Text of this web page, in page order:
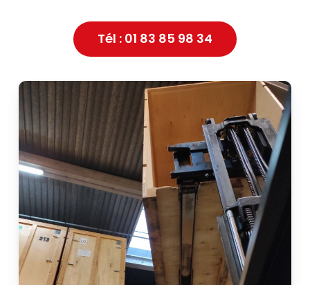
Tél : 01 83 85 98 34